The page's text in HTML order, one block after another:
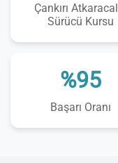
Çankırı
Sürücü Kursu
%95
Başarı Oranı